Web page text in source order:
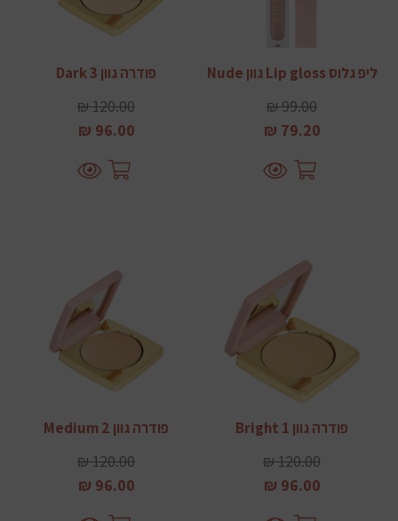
ליפ גלוס Lip gloss גוון Nude
99.00 ₪
79.20 ₪
פודרה גוון 3 Dark
120.00 ₪
96.00 ₪
פודרה גוון 1 Bright
120.00 ₪
96.00 ₪
פודרה גוון 2 Medium
120.00 ₪
96.00 ₪